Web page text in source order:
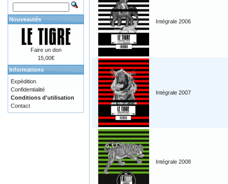
Intégrale 2006
Intégrale 2007
Intégrale 2008
Nouveautés
Faire un don
15,00€
Informations
Expédition
Confidentialité
Conditions d'utilisation
Contact